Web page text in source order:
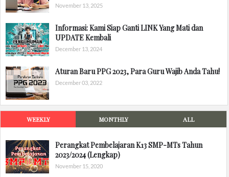
November 13, 2025
Informasi: Kami Siap Ganti LINK Yang Mati dan
UPDATE Kembali
December 13, 2024
Aturan Baru PPG 2023, Para Guru Wajib Anda Tahu!
December 03, 2022
WEEKLY MONTHLY ALL
Perangkat Pembelajaran K13 SMP-MTs Tahun
2023/2024 (Lengkap)
November 15, 2020